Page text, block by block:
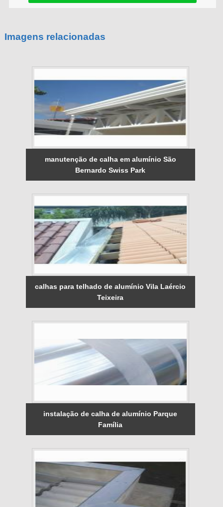
Imagens relacionadas
manutenção de calha em alumínio São
Bernardo Swiss Park
calhas para telhado de alumínio Vila Laércio
Teixeira
instalação de calha de alumínio Parque
Família